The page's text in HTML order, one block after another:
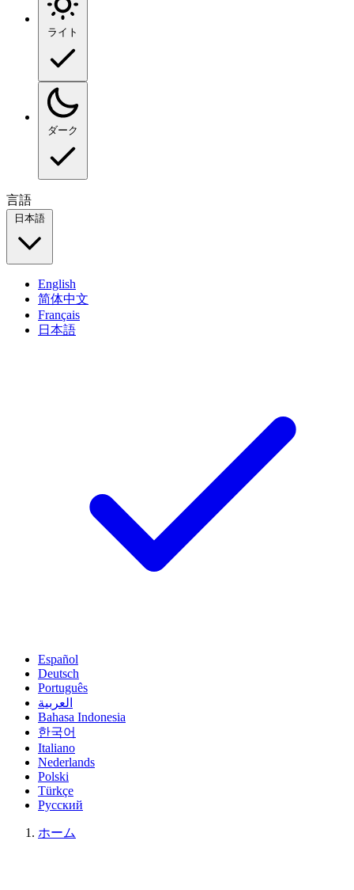
ライト
ダーク
言語
日本語
English
简体中文
Français
日本語
Español
Deutsch
Português
العربية
Bahasa Indonesia
한국어
Italiano
Nederlands
Polski
Türkçe
Русский
ホーム